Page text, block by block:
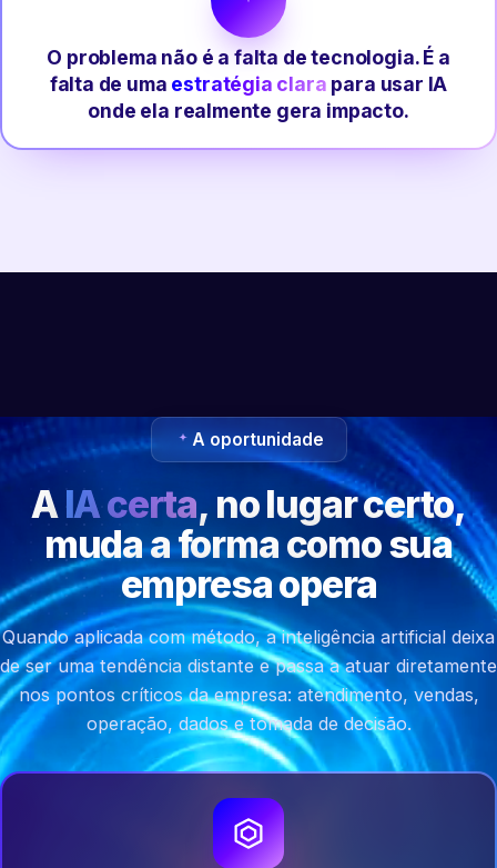
O problema não é a falta de tecnologia. É a
falta de uma estratégia clara para usar IA
onde ela realmente gera impacto.
A oportunidade
AIA certa, no lugar certo,
muda a forma como sua
empresa opera
Quando aplicada com método, a inteligência artificial deixa
de ser uma tendência distante e passa a atuar diretamente
nos pontos críticos da empresa: atendimento, vendas,
operação, dados e tomada de decisão.